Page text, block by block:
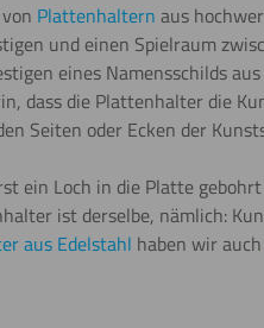
Plattenhaltern aus
und einen Spielraum
eines Namensschilds
dass die Plattenhalter die
Seiten oder Ecken der
ein Loch in die Platte
ist derselbe, nämlich:
aus Edelstahl haben wir auch